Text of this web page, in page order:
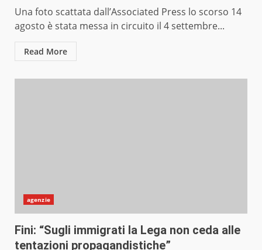
Una foto scattata dall’Associated Press lo scorso 14
agosto è stata messa in circuito il 4 settembre...
Read More
agenzie
Fini: “Sugli immigrati la Lega non ceda alle
tentazioni propagandistiche”